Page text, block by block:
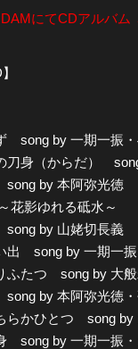
るお知らせ
にてCDアルバム
song by 一期一振
刀身（からだ）
by 本阿弥光徳
花影ゆれる砥水～
by 山姥切長義
出 song by 一期一振
ふたつ song by 大
by 本阿弥光徳・
らかひとつ song by
song by 一期一振